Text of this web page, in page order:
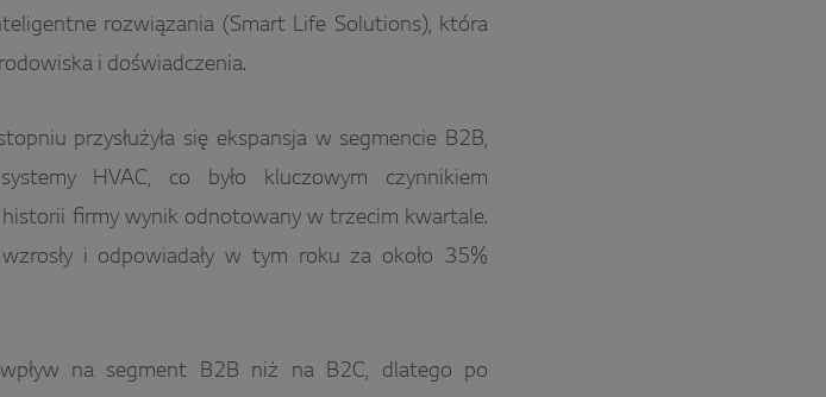
rozwiązania (Smart Life Solutions), która
i doświadczenia.
przysłużyła się ekspansja w segmencie B2B,
HVAC, co było kluczowym czynnikiem
firmy wynik odnotowany w trzecim kwartale.
i odpowiadały w tym roku za około 35%
na segment B2B niż na B2C, dlatego po